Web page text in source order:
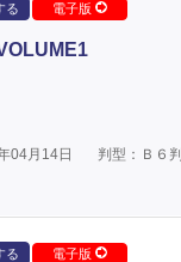
る 電子版
04月14日 判型：Ｂ６判
る 電子版